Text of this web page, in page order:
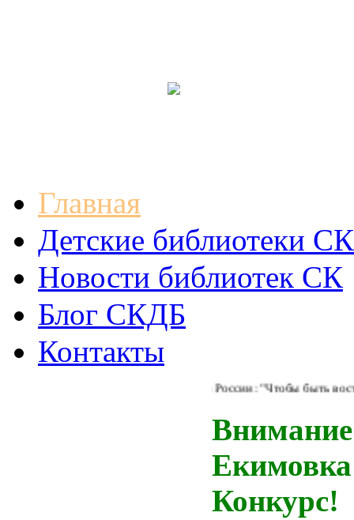
Главная
Детские библиотеки СК
Новости библиотек СК
Блог СКДБ
Контакты
обслуживания детей в России: "Чтобы быть
Конкурс!